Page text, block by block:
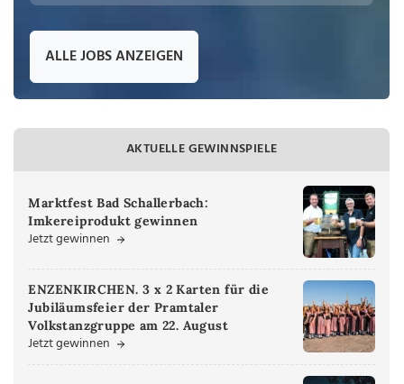
ALLE JOBS ANZEIGEN
AKTUELLE GEWINNSPIELE
Marktfest Bad Schallerbach:
Imkereiprodukt gewinnen
Jetzt gewinnen
ENZENKIRCHEN. 3 x 2 Karten für die
Jubiläumsfeier der Pramtaler
Volkstanzgruppe am 22. August
Jetzt gewinnen